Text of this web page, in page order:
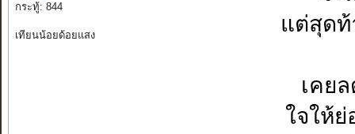
กระทู้: 844
เทียนน้อยด้อยแสง
แต่สุดท้
เคย
ใจให้ย่